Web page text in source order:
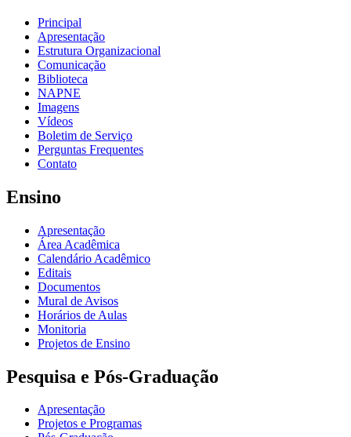
Principal
Apresentação
Estrutura Organizacional
Comunicação
Biblioteca
NAPNE
Imagens
Vídeos
Boletim de Serviço
Perguntas Frequentes
Contato
Ensino
Apresentação
Área Acadêmica
Calendário Acadêmico
Editais
Documentos
Mural de Avisos
Horários de Aulas
Monitoria
Projetos de Ensino
Pesquisa e Pós-Graduação
Apresentação
Projetos e Programas